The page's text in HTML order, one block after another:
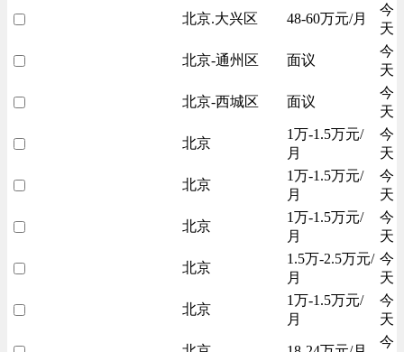
北京.大兴区 48-60万元/月
今
天
北京-通州区 面议
今
天
北京-西城区 面议
今
天
北京
1万-1.5万元/
月
今
天
北京
1万-1.5万元/
月
今
天
北京
1万-1.5万元/
月
今
天
北京
1.5万-2.5万元/
月
今
天
北京
1万-1.5万元/
月
今
天
今